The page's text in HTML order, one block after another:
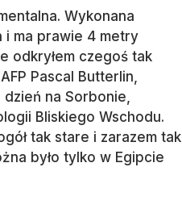
Wykonana
i ma prawie 4 metry
odkryłem czegoś tak
Pascal Butterlin,
na Sorbonie,
Bliskiego Wschodu.
tak stare i zarazem tak
było tylko w Egipcie